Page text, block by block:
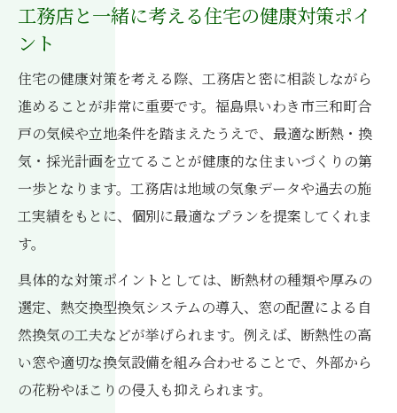
工務店と一緒に考える住宅の健康対策ポイ
ント
住宅の健康対策を考える際、工務店と密に相談しながら
進めることが非常に重要です。福島県いわき市三和町合
戸の気候や立地条件を踏まえたうえで、最適な断熱・換
気・採光計画を立てることが健康的な住まいづくりの第
一歩となります。工務店は地域の気象データや過去の施
工実績をもとに、個別に最適なプランを提案してくれま
す。
具体的な対策ポイントとしては、断熱材の種類や厚みの
選定、熱交換型換気システムの導入、窓の配置による自
然換気の工夫などが挙げられます。例えば、断熱性の高
い窓や適切な換気設備を組み合わせることで、外部から
の花粉やほこりの侵入も抑えられます。